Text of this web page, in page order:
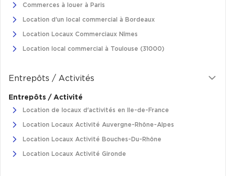
Plateaux opérés à Lyon
Plateaux opérés à Neuilly-sur-Seine
Plateaux opérés à Saint-Ouen
Plateaux opérés à Boulogne-Billancourt
Collections Flex / Coworking
Bureaux privés avec terrasse
Guide & Conseils
Commerces à louer à Paris
Location d'un local commercial à Bordeaux
Location Locaux Commerciaux Nîmes
Location local commercial à Toulouse (31000)
Entrepôts / Activités
Entrepôts / Activité
Location de locaux d'activités en Ile-de-France
Location Locaux Activité Auvergne-Rhône-Alpes
Location Locaux Activité Bouches-Du-Rhône
Location Locaux Activité Gironde